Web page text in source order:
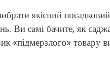
якісний
Ви самі бачите, як
«підмерзлого» товару